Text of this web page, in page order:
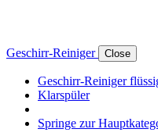
Geschirr-Reiniger Close
Geschirr-Reiniger
Klarspüler
Springe zur